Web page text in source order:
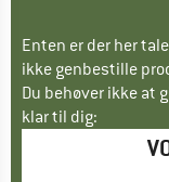
Enten er der her
ikke genbestille
Du behøver ikke at
klar til dig: